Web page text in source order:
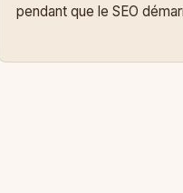
pendant que le SEO